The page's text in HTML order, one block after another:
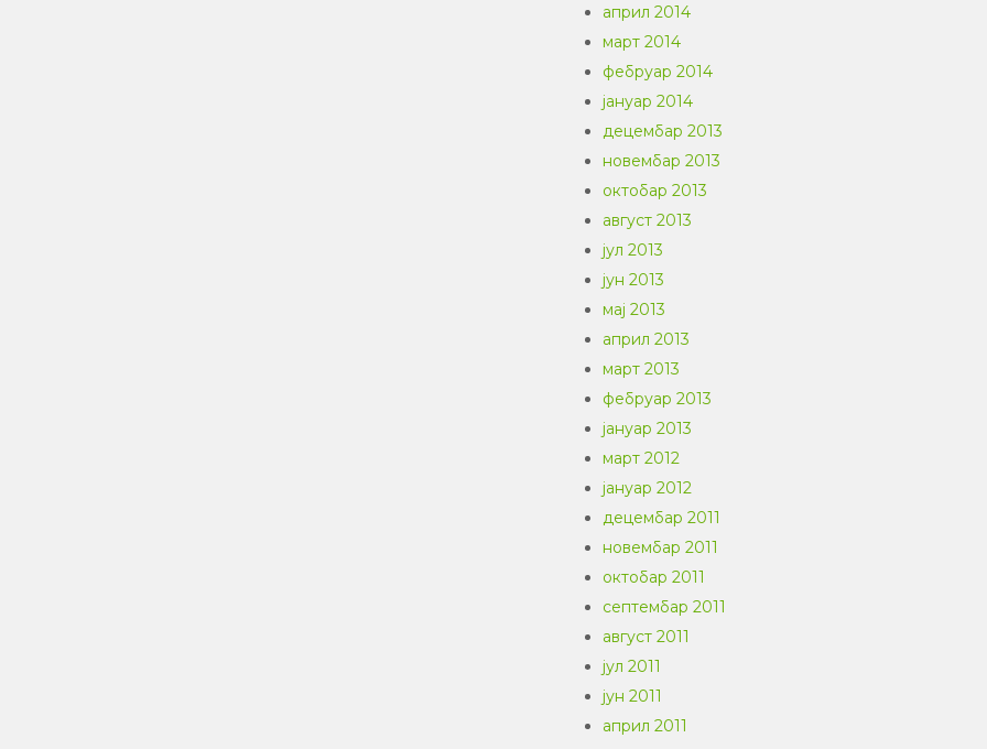
април 2014
март 2014
фебруар 2014
јануар 2014
децембар 2013
новембар 2013
октобар 2013
август 2013
јул 2013
јун 2013
мај 2013
април 2013
март 2013
фебруар 2013
јануар 2013
март 2012
јануар 2012
децембар 2011
новембар 2011
октобар 2011
септембар 2011
август 2011
јул 2011
јун 2011
април 2011